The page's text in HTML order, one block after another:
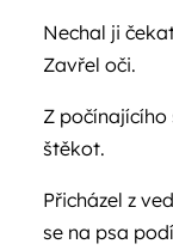
Nechal ji
Zavřel oči.
Z
štěkot.
Přicházel z
se na psa